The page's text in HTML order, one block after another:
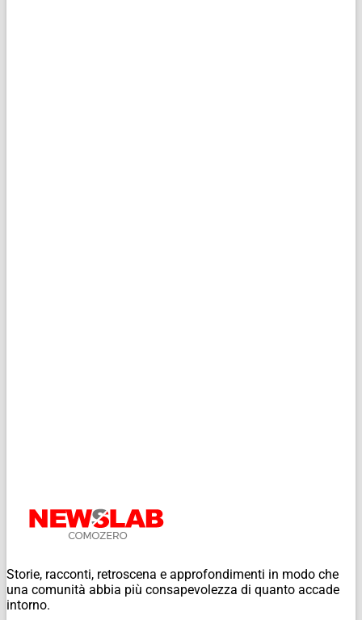
Storie, racconti, retroscena e approfondimenti in modo che
una comunità abbia più consapevolezza di quanto accade
intorno.